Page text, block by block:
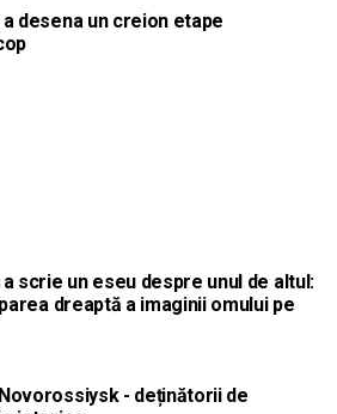
a desena un creion etape
a scrie un eseu despre unul de altul:
dreaptă a imaginii omului pe
- deținătorii de